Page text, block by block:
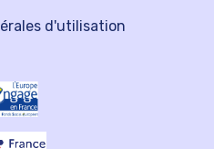
d'utilisation